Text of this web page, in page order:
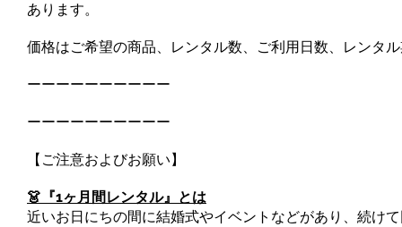
あります。
価格はご希望の商品、レンタル数、ご利用日数、レンタ
ーーーーーーーーーー
ーーーーーーーーーー
【ご注意およびお願い】
👗『1ヶ月間レンタル』とは
近いお日にちの間に結婚式やイベントなどがあり、続け